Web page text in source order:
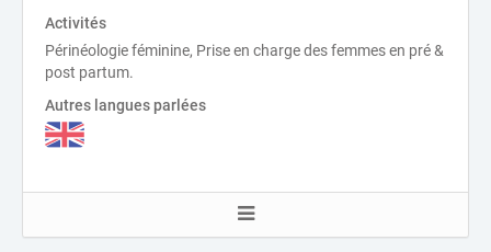
Activités
Périnéologie féminine, Prise en charge des femmes en pré &
post partum.
Autres langues parlées